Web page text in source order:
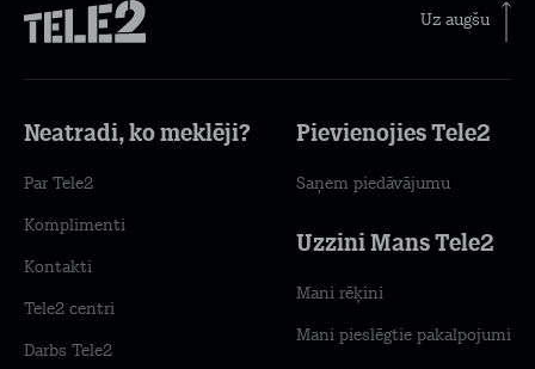
Uz augšu
Neatradi, ko meklēji?
Par Tele2
Komplimenti
Kontakti
Tele2 centri
Darbs Tele2
Pievienojies Tele2
Saņem piedāvājumu
Uzzini Mans Tele2
Mani rēķini
Mani pieslēgtie pakalpojumi